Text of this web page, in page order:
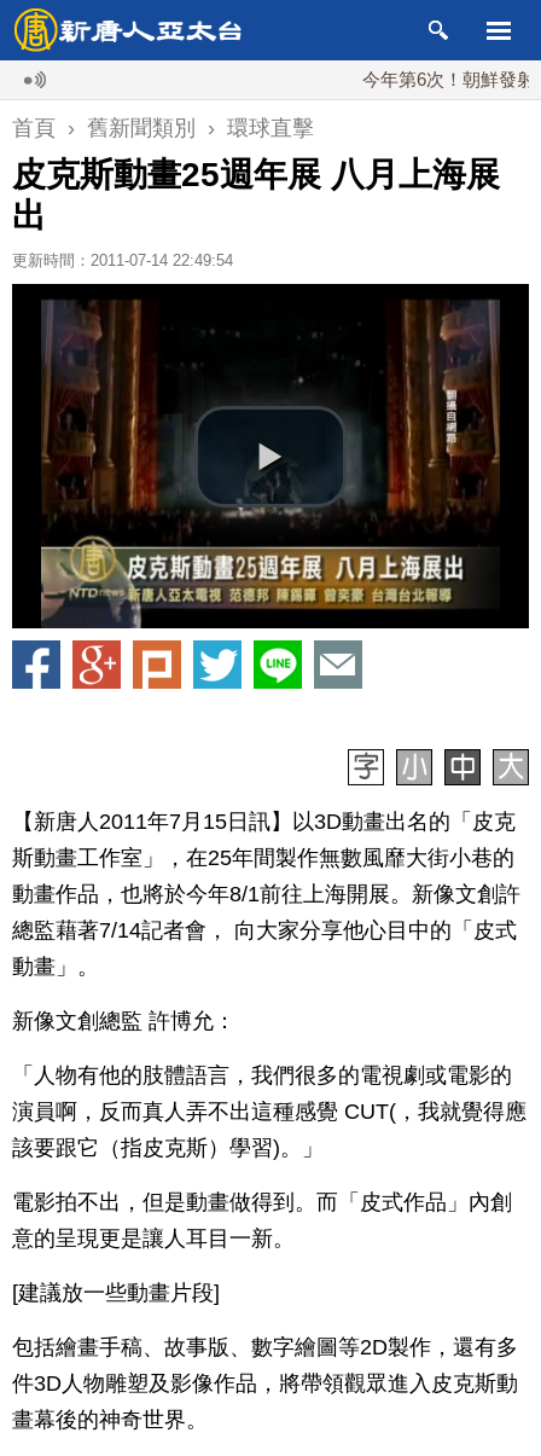
今年第6次！朝鮮發射彈
首頁 › 舊新聞類別 › 環球直擊
皮克斯動畫25週年展 八月上海展
出
更新時間：2011-07-14 22:49:54
【新唐人2011年7月15日訊】以3D動畫出名的「皮克
斯動畫工作室」，在25年間製作無數風靡大街小巷的
動畫作品，也將於今年8/1前往上海開展。新像文創許
總監藉著7/14記者會， 向大家分享他心目中的「皮式
動畫」。
新像文創總監 許博允：
「人物有他的肢體語言，我們很多的電視劇或電影的
演員啊，反而真人弄不出這種感覺 CUT(，我就覺得應
該要跟它（指皮克斯）學習)。」
電影拍不出，但是動畫做得到。而「皮式作品」內創
意的呈現更是讓人耳目一新。
[建議放一些動畫片段]
包括繪畫手稿、故事版、數字繪圖等2D製作，還有多
件3D人物雕塑及影像作品，將帶領觀眾進入皮克斯動
畫幕後的神奇世界。